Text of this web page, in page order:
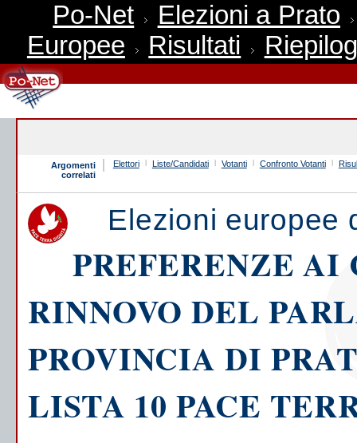
Po-Net
Elezioni a Prato
Europee
Risultati
Argomenti
correlati
Elettori Liste/Candidati Votanti Confronto Votanti
Elezioni europee
PREFERENZE
RINNOVO DEL
PROVINCIA DI
LISTA 10 PACE